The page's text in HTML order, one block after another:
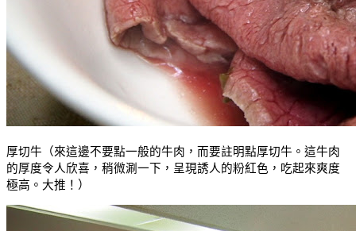
厚切牛（來這邊不要點一般的牛肉，而要註明點厚切牛。這牛肉
的厚度令人欣喜，稍微涮一下，呈現誘人的粉紅色，吃起來爽度
極高。大推！）